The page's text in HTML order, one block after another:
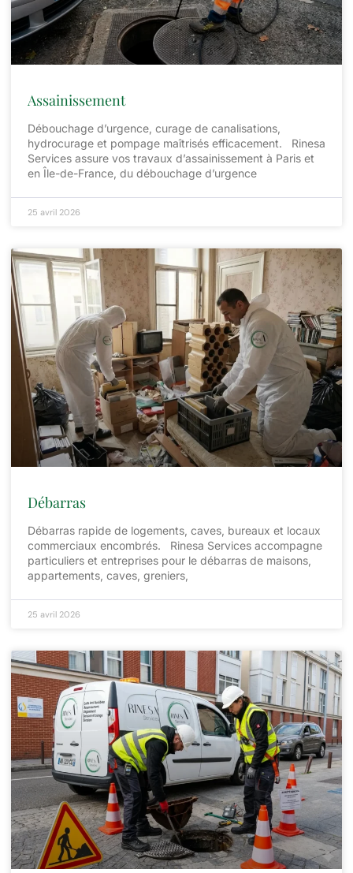
Assainissement
Débouchage d’urgence, curage de canalisations,
hydrocurage et pompage maîtrisés efficacement. Rinesa
Services assure vos travaux d’assainissement à Paris et
en Île-de-France, du débouchage d’urgence
25 avril 2026
Débarras
Débarras rapide de logements, caves, bureaux et locaux
commerciaux encombrés. Rinesa Services accompagne
particuliers et entreprises pour le débarras de maisons,
appartements, caves, greniers,
25 avril 2026